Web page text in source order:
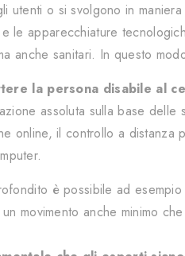
utenti o si svolgono in
le apparecchiature
anche sanitari. In questo
la persona disabile al
assoluta sulla base
online, il controllo a
è possibile ad
movimento anche minimo